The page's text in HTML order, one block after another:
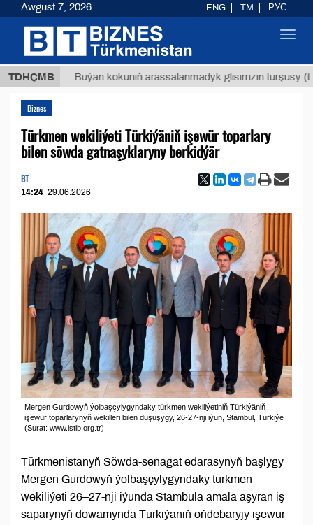
TDHÇMBBuýan köküniň arassalanmadyk glisirrizin turşusy (t.)
Biznes
Türkmen wekiliýeti Türkiýäniň işewür toparlary
bilen söwda gatnaşyklaryny berkidýär
BT
14:24 29.06.2026
Mergen Gurdowyň ýolbaşçylygyndaky türkmen wekiliýetiniň Türkiýäniň
işewür toparlarynyň wekilleri bilen duşuşygy, 26-27-nji iýun, Stambul, Türkiýe
(Surat: www.istib.org.tr)
Türkmenistanyň Söwda-senagat edarasynyň başlygy
Mergen Gurdowyň ýolbaşçylygyndaky türkmen
wekiliýeti 26–27-nji iýunda Stambula amala aşyran iş
saparynyň dowamynda Türkiýäniň öňdebaryjy işewür
Awgust 7, 2026 ENG TM РУС